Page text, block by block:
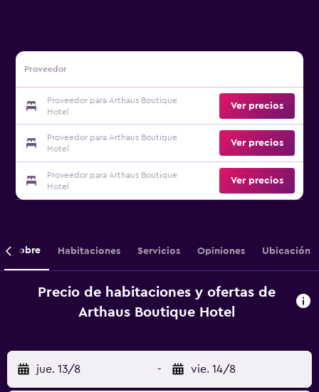
Proveedor
Proveedor para Arthaus Boutique
Hotel
Ver precios
Proveedor para Arthaus Boutique
Hotel
Ver precios
Proveedor para Arthaus Boutique
Hotel
Ver precios
Sobre Habitaciones Servicios Opiniones Ubicación
Precio de habitaciones y ofertas de
Arthaus Boutique Hotel
jue. 13/8 - vie. 14/8